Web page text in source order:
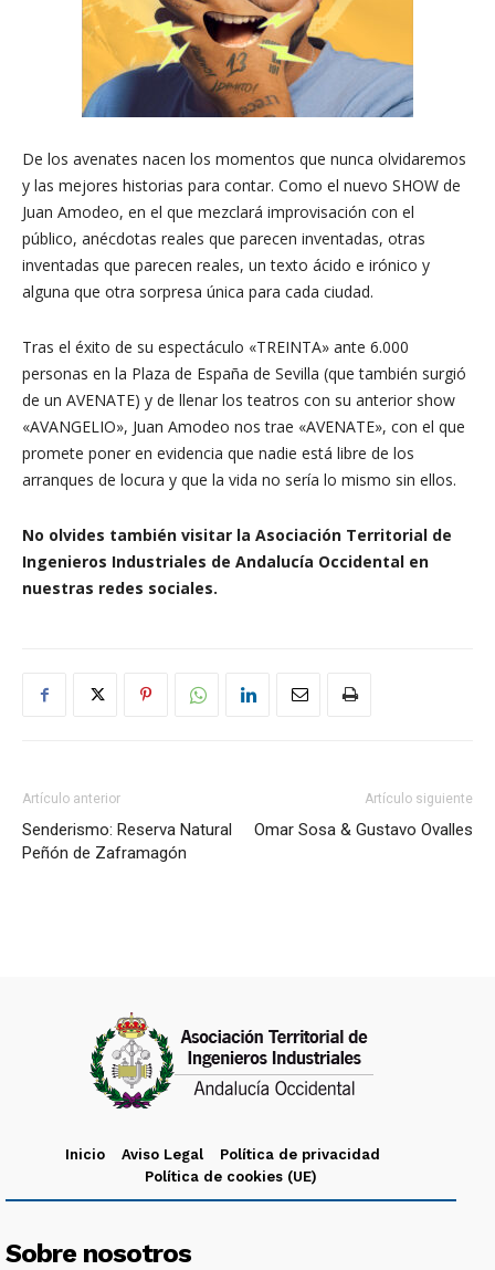
De los avenates nacen los momentos que nunca olvidaremos
y las mejores historias para contar. Como el nuevo SHOW de
Juan Amodeo, en el que mezclará improvisación con el
público, anécdotas reales que parecen inventadas, otras
inventadas que parecen reales, un texto ácido e irónico y
alguna que otra sorpresa única para cada ciudad.
Tras el éxito de su espectáculo «TREINTA» ante 6.000
personas en la Plaza de España de Sevilla (que también surgió
de un AVENATE) y de llenar los teatros con su anterior show
«AVANGELIO», Juan Amodeo nos trae «AVENATE», con el que
promete poner en evidencia que nadie está libre de los
arranques de locura y que la vida no sería lo mismo sin ellos.
No olvides también visitar la Asociación Territorial de
Ingenieros Industriales de Andalucía Occidental en
nuestras redes sociales.
Artículo anterior
Senderismo: Reserva Natural
Peñón de Zaframagón
Artículo siguiente
Omar Sosa & Gustavo Ovalles
Inicio Aviso Legal
Política de privacidad
Política de cookies (UE)
Sobre nosotros